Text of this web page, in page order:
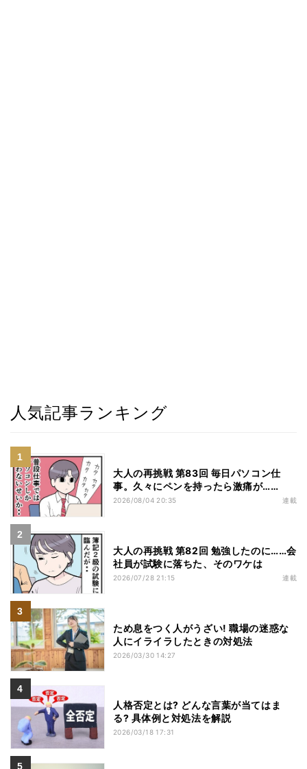
人気記事ランキング
大人の再挑戦 第83回 毎日パソコン仕
事。久々にペンを持ったら激痛が……
2026/08/04 20:35 連載
大人の再挑戦 第82回 勉強したのに……会
社員が試験に落ちた、そのワケは
2026/07/28 21:15 連載
ため息をつく人がうざい! 職場の迷惑な
人にイライラしたときの対処法
2026/03/30 14:27
人格否定とは? どんな言葉が当てはま
る? 具体例と対処法を解説
2026/03/18 17:31